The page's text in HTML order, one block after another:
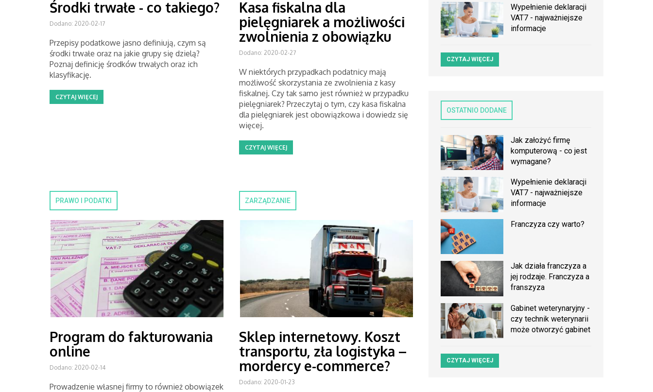
Środki trwałe - co takiego?
Dodano: 2020-02-17
Przepisy podatkowe jasno definiują, czym są
środki trwałe oraz na jakie grupy się dzielą?
Poznaj definicję środków trwałych oraz ich
klasyfikację.
CZYTAJ WIĘCEJ
Kasa fiskalna dla
pielęgniarek a możliwości
zwolnienia z obowiązku
Dodano: 2020-02-27
W niektórych przypadkach podatnicy mają
możliwość skorzystania ze zwolnienia z kasy
fiskalnej. Czy tak samo jest również w przypadku
pielęgniarek? Przeczytaj o tym, czy kasa fiskalna
dla pielęgniarek jest obowiązkowa i dowiedz się
więcej.
CZYTAJ WIĘCEJ
PRAWO I PODATKI
Program do fakturowania
online
Dodano: 2020-02-14
Prowadzenie własnej firmy to również obowiązek
ZARZĄDZANIE
Sklep internetowy. Koszt
transportu, zła logistyka –
mordercy e-commerce?
Dodano: 2020-01-23
Wypełnienie deklaracji
VAT7 - najważniejsze
informacje
CZYTAJ WIĘCEJ
OSTATNIO DODANE
Jak założyć firmę
komputerową - co jest
wymagane?
Wypełnienie deklaracji
VAT7 - najważniejsze
informacje
Franczyza czy warto?
Jak działa franczyza a
jej rodzaje. Franczyza a
franszyza
Gabinet weterynaryjny -
czy technik weterynarii
może otworzyć gabinet
CZYTAJ WIĘCEJ